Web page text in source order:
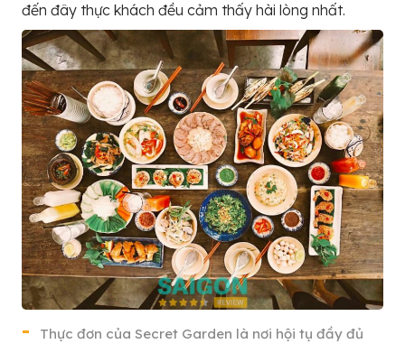
đến đây thực khách đều cảm thấy hài lòng nhất.
Thực đơn của Secret Garden là nơi hội tụ đầy đủ